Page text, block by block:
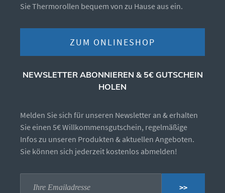
Sie Thermorollen bequem von zu Hause aus ein.
ZUM ONLINESHOP
NEWSLETTER ABONNIEREN & 5€ GUTSCHEIN
HOLEN
Melden Sie sich für unseren Newsletter an & erhalten
Sie einen 5€ Willkommensgutschein, regelmäßige
Infos zu unseren Produkten & aktuellen Angeboten.
Sie können sich jederzeit kostenlos abmelden!
>>